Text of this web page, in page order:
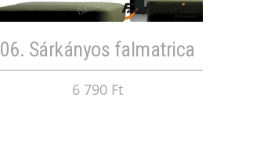
06. Sárkányos falmatrica
6 790 Ft